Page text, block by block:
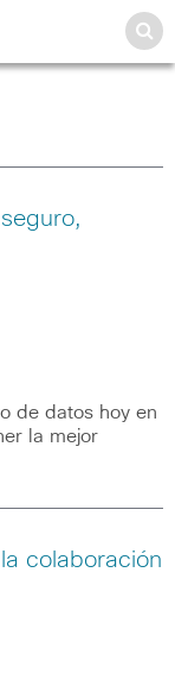
de datos hoy en
la mejor
colaboración